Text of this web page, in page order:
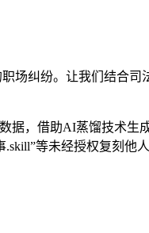
纠纷。让我们结合司
，借助AI蒸馏技术生
等未经授权复刻他